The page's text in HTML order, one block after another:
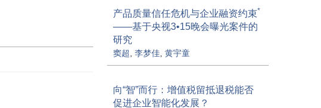
产品质量信任危机与企业融资约束*
——基于央视3•15晚会曝光案件的
研究
窦超, 李梦佳, 黄宇童
向“智”而行：增值税留抵退税能否
促进企业智能化发展？